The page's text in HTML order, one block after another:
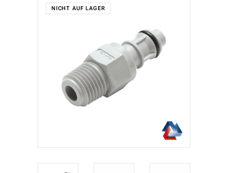
NICHT AUF LAGER